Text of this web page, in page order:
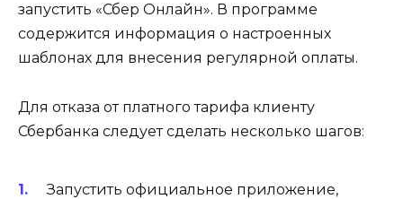
запустить «Сбер Онлайн». В программе
содержится информация о настроенных
шаблонах для внесения регулярной оплаты.
Для отказа от платного тарифа клиенту
Сбербанка следует сделать несколько шагов:
Запустить официальное приложение,